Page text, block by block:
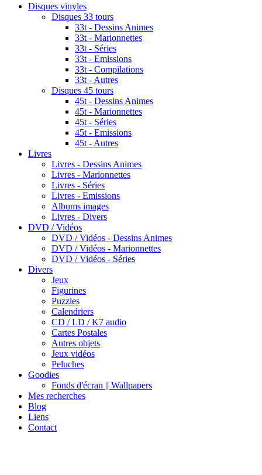
Disques vinyles
Disques 33 tours
33t - Dessins Animes
33t - Marionnettes
33t - Séries
33t - Emissions
33t - Compilations
33t - Autres
Disques 45 tours
45t - Dessins Animes
45t - Marionnettes
45t - Séries
45t - Emissions
45t - Autres
Livres
Livres - Dessins Animes
Livres - Marionnettes
Livres - Séries
Livres - Emissions
Albums images
Livres - Divers
DVD / Vidéos
DVD / Vidéos - Dessins Animes
DVD / Vidéos - Marionnettes
DVD / Vidéos - Séries
Divers
Jeux
Figurines
Puzzles
Calendriers
CD / LD / K7 audio
Cartes Postales
Autres objets
Jeux vidéos
Peluches
Goodies
Fonds d'écran || Wallpapers
Mes recherches
Blog
Liens
Contact